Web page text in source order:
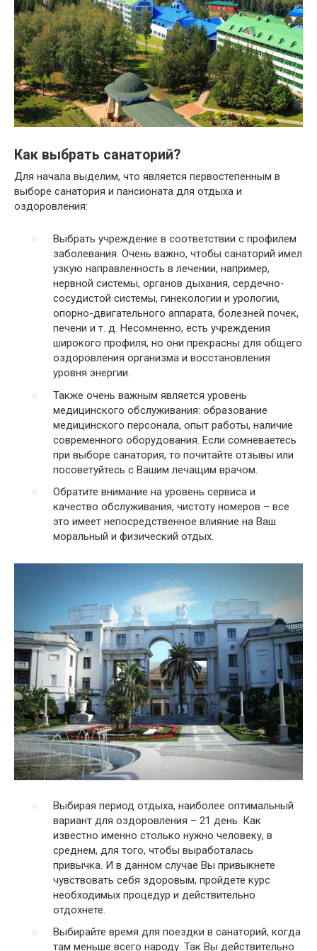
Как выбрать санаторий?
Для начала выделим, что является первостепенным в
выборе санатория и пансионата для отдыха и
оздоровления:
Выбрать учреждение в соответствии с профилем
заболевания. Очень важно, чтобы санаторий имел
узкую направленность в лечении, например,
нервной системы, органов дыхания, сердечно-
сосудистой системы, гинекологии и урологии,
опорно-двигательного аппарата, болезней почек,
печени и т. д. Несомненно, есть учреждения
широкого профиля, но они прекрасны для общего
оздоровления организма и восстановления
уровня энергии.
Также очень важным является уровень
медицинского обслуживания: образование
медицинского персонала, опыт работы, наличие
современного оборудования. Если сомневаетесь
при выборе санатория, то почитайте отзывы или
посоветуйтесь с Вашим лечащим врачом.
Обратите внимание на уровень сервиса и
качество обслуживания, чистоту номеров – все
это имеет непосредственное влияние на Ваш
моральный и физический отдых.
Выбирая период отдыха, наиболее оптимальный
вариант для оздоровления – 21 день. Как
известно именно столько нужно человеку, в
среднем, для того, чтобы выработалась
привычка. И в данном случае Вы привыкнете
чувствовать себя здоровым, пройдете курс
необходимых процедур и действительно
отдохнете.
Выбирайте время для поездки в санаторий, когда
там меньше всего народу. Так Вы действительно